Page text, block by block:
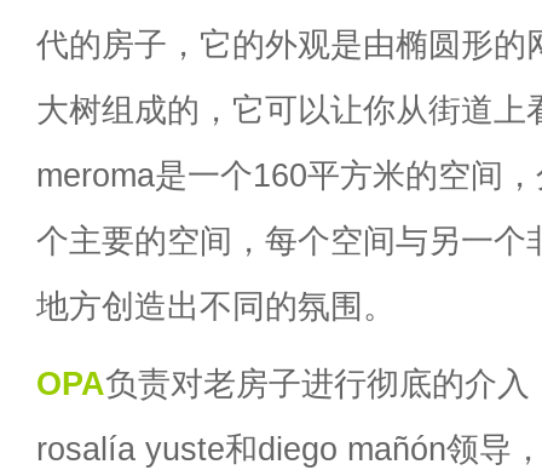
代的房子，它的外观是由椭圆形的
大树组成的，它可以让你从街道上
meroma是一个160平方米的空间
个主要的空间，每个空间与另一个
地方创造出不同的氛围。
OPA负责对老房子进行彻底的介入
rosalía yuste和diego mañón领导